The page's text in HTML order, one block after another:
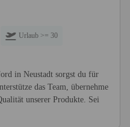
Urlaub >= 30
in Neustadt sorgst du für
das Team, übernehme
unserer Produkte. Sei